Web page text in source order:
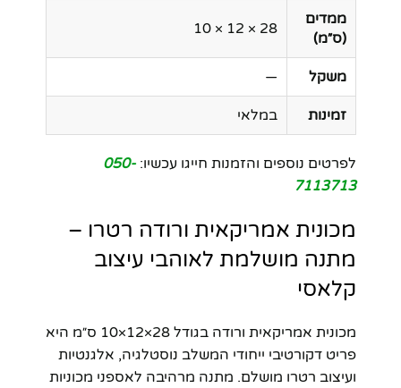
ממדים
(ס״מ)
28 × 12 × 10
משקל —
זמינות במלאי
לפרטים נוספים והזמנות חייגו עכשיו: 050-
7113713
מכונית אמריקאית ורודה רטרו –
מתנה מושלמת לאוהבי עיצוב
קלאסי
מכונית אמריקאית ורודה בגודל 28×12×10 ס״מ היא
פריט דקורטיבי ייחודי המשלב נוסטלגיה, אלגנטיות
ועיצוב רטרו מושלם. מתנה מרהיבה לאספני מכוניות